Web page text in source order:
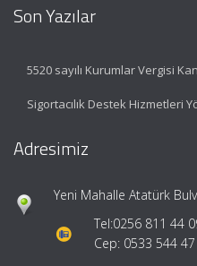
Son Yazılar
5520 sayılı Kurumlar Vergisi
Sigortacılık Destek Hizmetleri
Adresimiz
Yeni Mahalle Atatürk
Tel:0256 811 44
Cep: 0533 544 47